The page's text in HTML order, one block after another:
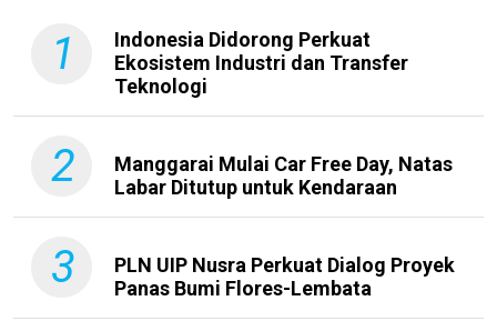
1
Indonesia Didorong Perkuat
Ekosistem Industri dan Transfer
Teknologi
2
Manggarai Mulai Car Free Day, Natas
Labar Ditutup untuk Kendaraan
3
PLN UIP Nusra Perkuat Dialog Proyek
Panas Bumi Flores-Lembata